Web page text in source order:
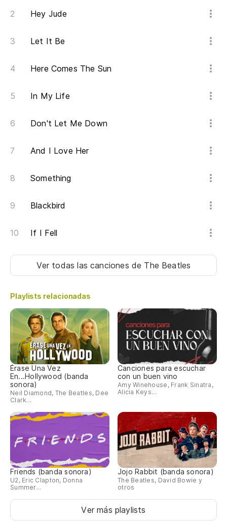
Hey Jude
Let It Be
Here Comes The Sun
In My Life
Don't Let Me Down
And I Love Her
Something
Blackbird
If I Fell
Ver todas las canciones de The Beatles
Playlists relacionadas
Érase Una Vez
En...Hollywood (banda
sonora)
Neil Diamond, The Beatles, Dee
Clark...
Canciones para escuchar
con un buen vino
Amy Winehouse, Frank Sinatra,
Alicia Keys...
Friends (banda sonora)
U2, Eric Clapton, Donna
Summer...
Jojo Rabbit (banda sonora)
The Beatles, David Bowie y
otros
Ver más playlists